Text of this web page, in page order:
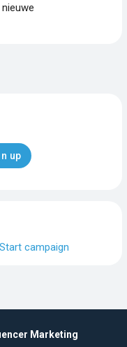
up
Start campaign
Marketing